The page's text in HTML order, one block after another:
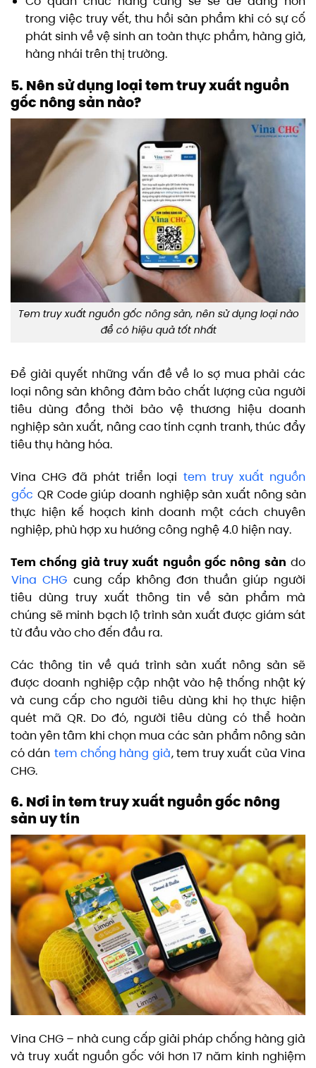
trong việc truy vết, thu hồi sản phẩm khi có sự cố
phát sinh về vệ sinh an toàn thực phẩm, hàng giả,
hàng nhái trên thị trường.
5. Nên sử dụng loại tem truy xuất nguồn
gốc nông sản nào?
Tem truy xuất nguồn gốc nông sản, nên sử dụng loại nào
để có hiệu quả tốt nhất
Để giải quyết những vấn đề về lo sợ mua phải các
loại nông sản không đảm bảo chất lượng của người
tiêu dùng đồng thời bảo vệ thương hiệu doanh
nghiệp sản xuất, nâng cao tính cạnh tranh, thúc đẩy
tiêu thụ hàng hóa.
Vina CHG đã phát triển loại tem truy xuất nguồn
gốc QR Code giúp doanh nghiệp sản xuất nông sản
thực hiện kế hoạch kinh doanh một cách chuyên
nghiệp, phù hợp xu hướng công nghệ 4.0 hiện nay.
Tem chống giả truy xuất nguồn gốc nông sản do
Vina CHG cung cấp không đơn thuần giúp người
tiêu dùng truy xuất thông tin về sản phẩm mà
chúng sẽ minh bạch lộ trình sản xuất được giám sát
từ đầu vào cho đến đầu ra.
Các thông tin về quá trình sản xuất nông sản sẽ
được doanh nghiệp cập nhật vào hệ thống nhật ký
và cung cấp cho người tiêu dùng khi họ thực hiện
quét mã QR. Do đó, người tiêu dùng có thể hoàn
toàn yên tâm khi chọn mua các sản phẩm nông sản
có dán tem chống hàng giả, tem truy xuất của Vina
CHG.
6. Nơi in tem truy xuất nguồn gốc nông
sản uy tín
Vina CHG – nhà cung cấp giải pháp chống hàng giả
và truy xuất nguồn gốc với hơn 17 năm kinh nghiệm